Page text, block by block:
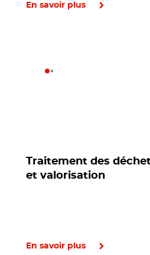
En savoir plus
Traitement des
et valorisation
En savoir plus